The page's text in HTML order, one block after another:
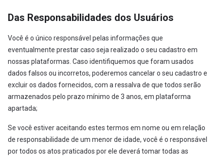
Das Responsabilidades dos Usuários
Você é o único responsável pelas informações que
eventualmente prestar caso seja realizado o seu cadastro em
nossas plataformas. Caso identifiquemos que foram usados
dados falsos ou incorretos, poderemos cancelar o seu cadastro e
excluir os dados fornecidos, com a ressalva de que todos serão
armazenados pelo prazo mínimo de 3 anos, em plataforma
apartada;
Se você estiver aceitando estes termos em nome ou em relação
de responsabilidade de um menor de idade, você é o responsável
por todos os atos praticados por ele deverá tomar todas as